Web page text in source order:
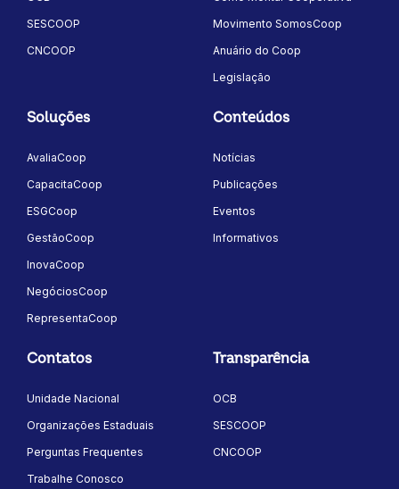
SESCOOP
CNCOOP
Movimento SomosCoop
Anuário do Coop
Legislação
Soluções
AvaliaCoop
CapacitaCoop
ESGCoop
GestãoCoop
InovaCoop
NegóciosCoop
RepresentaCoop
Conteúdos
Notícias
Publicações
Eventos
Informativos
Contatos
Unidade Nacional
Organizações Estaduais
Perguntas Frequentes
Trabalhe Conosco
Transparência
OCB
SESCOOP
CNCOOP